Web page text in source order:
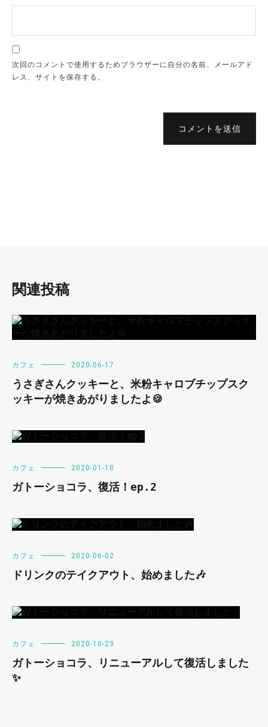
次回のコメントで使用するためブラウザーに自分の名前、メールアド
レス、サイトを保存する。
コメントを送信
関連投稿
カフェ 2020-06-17
うさぎさんクッキーと、米粉キャロブチップスク
ッキーが焼きあがりましたよ🍪
カフェ 2020-01-18
ガトーショコラ、復活！ep.2
カフェ 2020-06-02
ドリンクのテイクアウト、始めました🎶
カフェ 2020-10-29
ガトーショコラ、リニューアルして復活しました
✨